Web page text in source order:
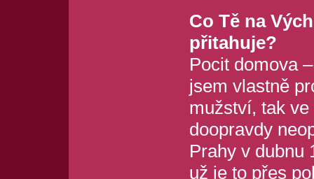
Co Tě na
přitahuje?
Pocit domova
jsem vlastně
mužství, tak
doopravdy
Prahy v dubnu
už je to přes